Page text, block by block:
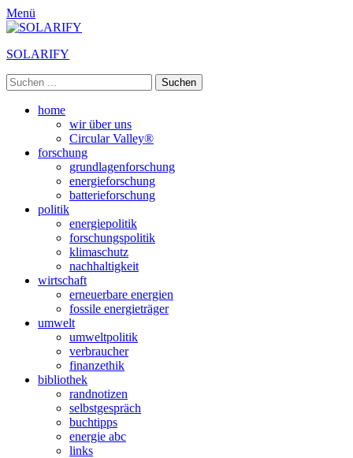
Menü
SOLARIFY
Suchen
nach:
Primäres
Zum
home
wir über uns
Circular Valley®
forschung
grundlagenforschung
energieforschung
batterieforschung
politik
energiepolitik
forschungspolitik
klimaschutz
nachhaltigkeit
wirtschaft
erneuerbare energien
fossile energieträger
umwelt
umweltpolitik
verbraucher
finanzethik
bibliothek
randnotizen
selbstgespräch
buchtipps
energie abc
links